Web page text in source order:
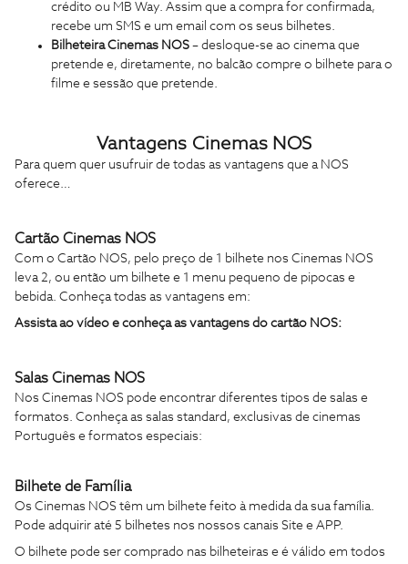
crédito ou MB Way. Assim que a compra for confirmada,
recebe um SMS e um email com os seus bilhetes.
Bilheteira Cinemas NOS – desloque-se ao cinema que
pretende e, diretamente, no balcão compre o bilhete para o
filme e sessão que pretende.
Vantagens Cinemas NOS
Para quem quer usufruir de todas as vantagens que a NOS
oferece…
Cartão Cinemas NOS
Com o Cartão NOS, pelo preço de 1 bilhete nos Cinemas NOS
leva 2, ou então um bilhete e 1 menu pequeno de pipocas e
bebida. Conheça todas as vantagens em:
Assista ao vídeo e conheça as vantagens do cartão NOS:
Salas Cinemas NOS
Nos Cinemas NOS pode encontrar diferentes tipos de salas e
formatos. Conheça as salas standard, exclusivas de cinemas
Português e formatos especiais:
Bilhete de Família
Os Cinemas NOS têm um bilhete feito à medida da sua família.
Pode adquirir até 5 bilhetes nos nossos canais Site e APP.
O bilhete pode ser comprado nas bilheteiras e é válido em todos